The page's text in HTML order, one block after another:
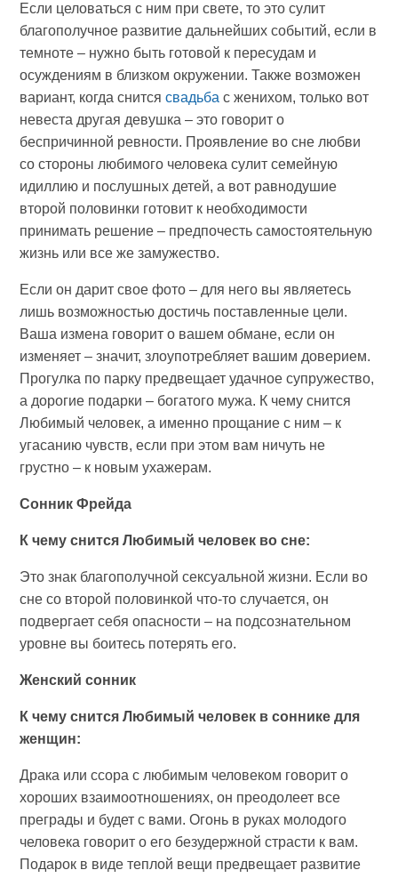
Если целоваться с ним при свете, то это сулит
благополучное развитие дальнейших событий, если в
темноте – нужно быть готовой к пересудам и
осуждениям в близком окружении. Также возможен
вариант, когда снитсясвадьба с женихом, только вот
невеста другая девушка – это говорит о
беспричинной ревности. Проявление во сне любви
со стороны любимого человека сулит семейную
идиллию и послушных детей, а вот равнодушие
второй половинки готовит к необходимости
принимать решение – предпочесть самостоятельную
жизнь или все же замужество.
Если он дарит свое фото – для него вы являетесь
лишь возможностью достичь поставленные цели.
Ваша измена говорит о вашем обмане, если он
изменяет – значит, злоупотребляет вашим доверием.
Прогулка по парку предвещает удачное супружество,
а дорогие подарки – богатого мужа. К чему снится
Любимый человек, а именно прощание с ним – к
угасанию чувств, если при этом вам ничуть не
грустно – к новым ухажерам.
Сонник Фрейда
К чему снится Любимый человек во сне:
Это знак благополучной сексуальной жизни. Если во
сне со второй половинкой что-то случается, он
подвергает себя опасности – на подсознательном
уровне вы боитесь потерять его.
Женский сонник
К чему снится Любимый человек в соннике для
женщин:
Драка или ссора с любимым человеком говорит о
хороших взаимоотношениях, он преодолеет все
преграды и будет с вами. Огонь в руках молодого
человека говорит о его безудержной страсти к вам.
Подарок в виде теплой вещи предвещает развитие